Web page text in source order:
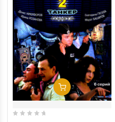
Добавить В